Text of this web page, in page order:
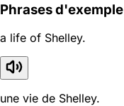
Phrases d'exemple
a life of Shelley.
une vie de Shelley.